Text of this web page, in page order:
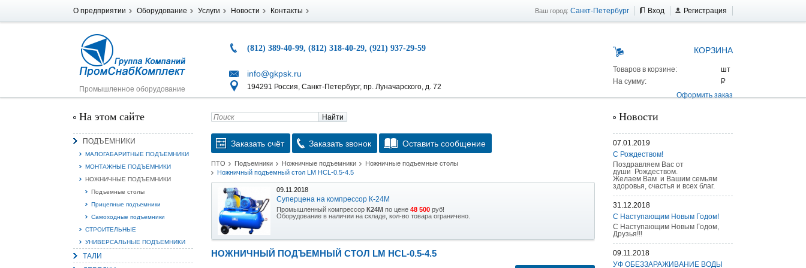
О предприятии Оборудование Услуги Новости Контакты Ваш город: Санкт-Петербург Вход Регистрация
Промышленное оборудование
(812) 389-40-99, (812) 318-40-29, (921) 937-29-59
info@gkpsk.ru
194291 Россия, Санкт-Петербург, пр. Луначарского, д. 72
КОРЗИНА
Товаров в корзине:
На сумму:
Оформить заказ
На этом сайте
ПОДЪЕМНИКИ
МАЛОГАБАРИТНЫЕ ПОДЪЕМНИКИ
МОНТАЖНЫЕ ПОДЪЕМНИКИ
НОЖНИЧНЫЕ ПОДЪЕМНИКИ
Подъемные столы
Прицепные подъемники
Самоходные подъемники
СТРОИТЕЛЬНЫЕ
УНИВЕРСАЛЬНЫЕ ПОДЪЕМНИКИ
ТАЛИ
Найти
Заказать счёт Заказать звонок Оставить сообщение
ПТО Подъемники Ножничные подъемники
Ножничные подъемные столы
Ножничный подъемный стол LM HCL-0.5-4.5
09.11.2018
Суперцена на компрессор К-24М
Промышленный компрессор К24М по цене 48 500 руб!
Оборудование в наличии на складе, кол-во товара ограничено.
15.10.2018
Скидка на гидравлическую тележку
Уникальная возможность приобрести (в наличии на складе) тележку гидравлическую AS 25 г/п
НОЖНИЧНЫЙ ПОДЪЕМНЫЙ СТОЛ LM HCL-0.5-4.5
Новости
07.01.2019
С Рождеством!
Поздравляем Вас от
души Рождеством.
Желаем Вам и Вашим семьям
здоровья, счастья и всех благ.
31.12.2018
С Наступающим Новым Годом!
С Наступающим Новым Годом,
Друзья!!!
09.11.2018
УФ ОБЕЗЗАРАЖИВАНИЕ ВОДЫ